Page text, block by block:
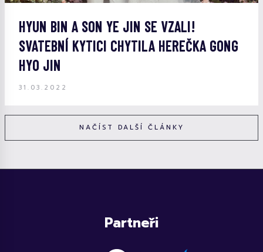
HYUN BIN A SON YE JIN SE VZALI!
SVATEBNÍ KYTICI CHYTILA HEREČKA GONG
HYO JIN
31.03.2022
NAČÍST DALŠÍ ČLÁNKY
Partneři